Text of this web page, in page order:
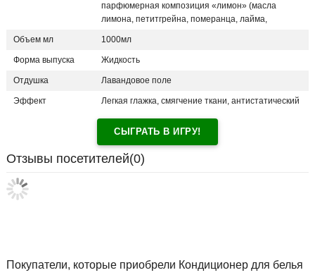
парфюмерная композиция «лимон» (масла
лимона, петитгрейна, померанца, лайма,
Объем мл 1000мл
Форма выпуска Жидкость
Отдушка Лавандовое поле
Эффект Легкая глажка, смягчение ткани, антистатический
СЫГРАТЬ В ИГРУ!
Отзывы посетителей(0)
Покупатели, которые приобрели Кондиционер для белья